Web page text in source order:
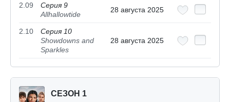
2.09
Серия 9
Allhallowtide
28 августа 2025
2.10
Серия 10
Showdowns and
Sparkles
28 августа 2025
СЕЗОН 1